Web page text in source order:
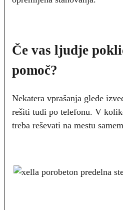
Če vas ljudje
pomoč?
Nekatera vprašanja glede
rešiti tudi po telefonu. V
treba reševati na mestu